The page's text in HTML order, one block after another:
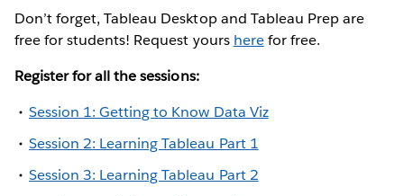
Don’t forget, Tableau Desktop and Tableau Prep are
free for students! Request yours herefor free.
Register for all the sessions:
Session 1: Getting to Know Data Viz
Session 2: Learning Tableau Part 1
Session 3: Learning Tableau Part 2